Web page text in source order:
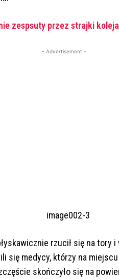
zespsuty przez strajki
- Advertisement -
rzucił się na tory
się medycy, którzy na
skończyło się na